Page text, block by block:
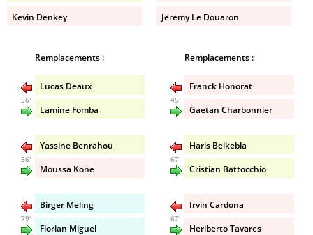
Kevin Denkey
Jeremy Le Douaron
Remplacements :
Lucas Deaux
56'
Lamine Fomba
Yassine Benrahou
56'
Moussa Kone
Birger Meling
79'
Florian Miguel
Remplacements :
Franck Honorat
45'
Gaetan Charbonnier
Haris Belkebla
67'
Cristian Battocchio
Irvin Cardona
67'
Heriberto Tavares